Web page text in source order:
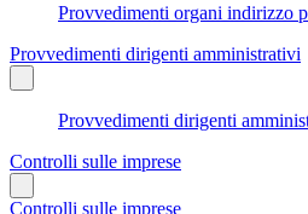
Provvedimenti organi indirizzo
Provvedimenti dirigenti amministrativi
Provvedimenti dirigenti
Controlli sulle imprese
Controlli sulle imprese